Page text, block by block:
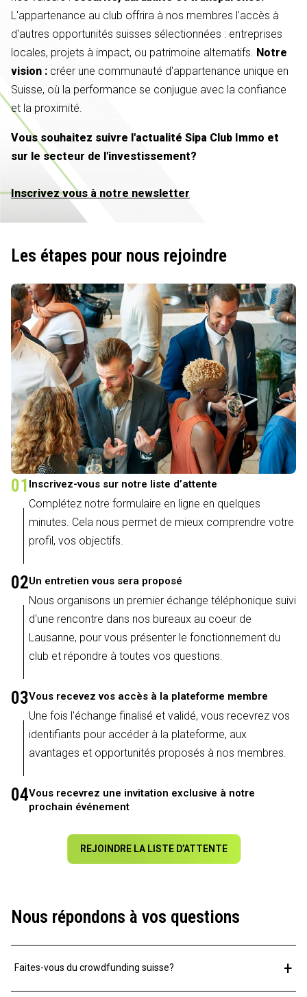
L'appartenance au club offrira à nos membres l'accès à
d'autres opportunités suisses sélectionnées : entreprises
locales, projets à impact, ou patrimoine alternatifs. Notre
vision : créer une communauté d'appartenance unique en
Suisse, où la performance se conjugue avec la confiance
et la proximité.
Vous souhaitez suivre l'actualité Sipa Club Immo et
sur le secteur de l'investissement?
Inscrivez vous à notre newsletter
Les étapes pour nous rejoindre
01 Inscrivez-vous sur notre liste d’attente
Complétez notre formulaire en ligne en quelques
minutes. Cela nous permet de mieux comprendre votre
profil, vos objectifs.
02Un entretien vous sera proposé
Nous organisons un premier échange téléphonique suivi
d'une rencontre dans nos bureaux au coeur de
Lausanne, pour vous présenter le fonctionnement du
club et répondre à toutes vos questions.
03Vous recevez vos accès à la plateforme membre
Une fois l'échange finalisé et validé, vous recevrez vos
identifiants pour accéder à la plateforme, aux
avantages et opportunités proposés à nos membres.
04Vous recevrez une invitation exclusive à notre
prochain événement
REJOINDRE LA LISTE D’ATTENTE
Nous répondons à vos questions
Faites-vous du crowdfunding suisse? +